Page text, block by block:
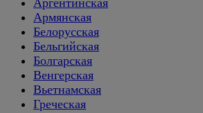
Армянская
Белорусская
Бельгийская
Болгарская
Венгерская
Вьетнамская
Греческая